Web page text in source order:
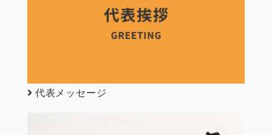
代表メッセージ